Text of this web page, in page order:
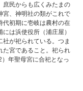
庶民からも広くみたまの
宮、神明社の類がこれで
代初期に壱岐は農村の在
は浜使役所（浦庄屋）
が祀られている。つま
た宮であること。祀られ
年聖母宮に合祀となっ